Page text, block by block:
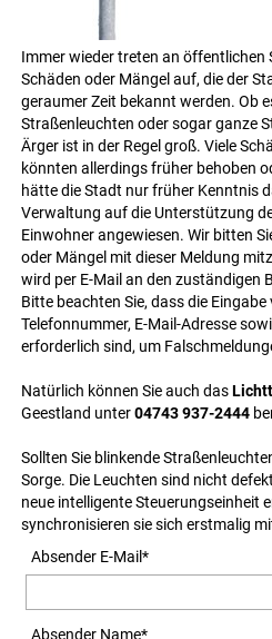
Immer wieder treten an öffentlichen
Schäden oder Mängel auf, die der
geraumer Zeit bekannt werden. Ob
Straßenleuchten oder sogar ganze
Ärger ist in der Regel groß. Viele
könnten allerdings früher behoben
hätte die Stadt nur früher Kenntnis
Verwaltung auf die Unterstützung
Einwohner angewiesen. Wir bitten
oder Mängel mit dieser Meldung
wird per E-Mail an den zuständigen
Bitte beachten Sie, dass die
Telefonnummer, E-Mail-Adresse
erforderlich sind, um
Natürlich können Sie auch das
Geestland unter04743 937-2444
Sollten Sie blinkende
Sorge. Die Leuchten sind nicht
neue intelligente Steuerungseinheit
synchronisieren sie sich erstmalig
Absender E-Mail*
Absender Name*